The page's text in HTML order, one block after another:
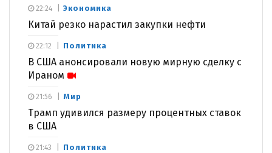
Экономика
Китай резко нарастил закупки нефти
22:24
Политика
В США анонсировали новую мирную сделку с
Ираном
22:12
Мир
Трамп удивился размеру процентных ставок
в США
21:56
Политика
21:43